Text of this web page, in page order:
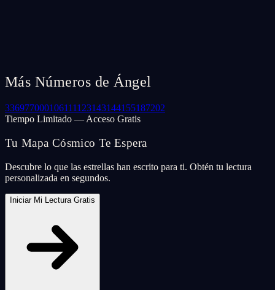
Más Números de Ángel
336977000106111123143144155187202
Tiempo Limitado — Acceso Gratis
Tu Mapa Cósmico Te Espera
Descubre lo que las estrellas han escrito para ti. Obtén tu lectura
personalizada en segundos.
Iniciar Mi Lectura Gratis